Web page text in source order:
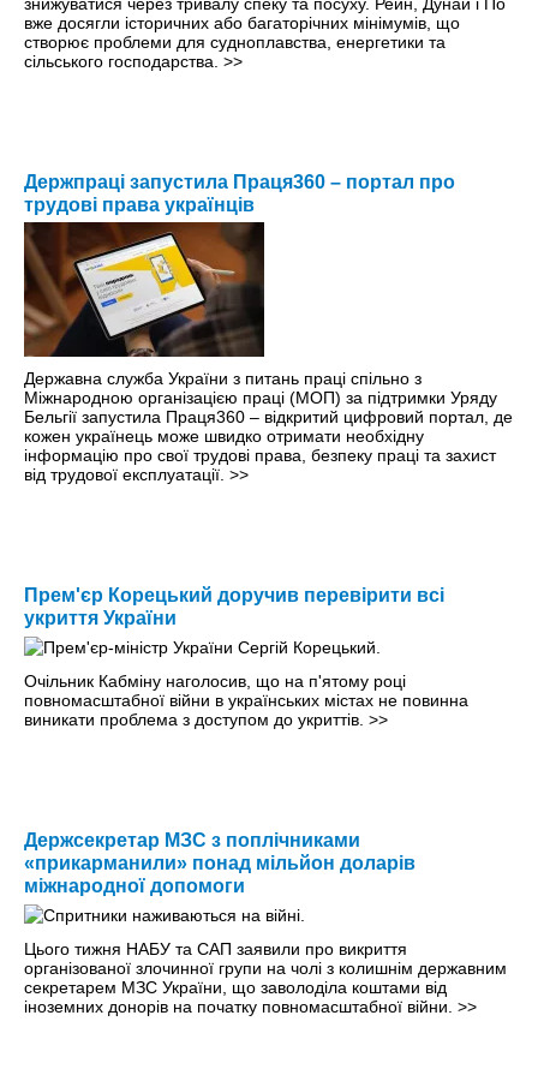
знижуватися через тривалу спеку та посуху. Рейн, Дунай і По
вже досягли історичних або багаторічних мінімумів, що
створює проблеми для судноплавства, енергетики та
сільського господарства. >>
Держпраці запустила Праця360 – портал про
трудові права українців
Державна служба України з питань праці спільно з
Міжнародною організацією праці (МОП) за підтримки Уряду
Бельгії запустила Праця360 – відкритий цифровий портал, де
кожен українець може швидко отримати необхідну
інформацію про свої трудові права, безпеку праці та захист
від трудової експлуатації. >>
Прем'єр Корецький доручив перевірити всі
укриття України
Очільник Кабміну наголосив, що на п'ятому році
повномасштабної війни в українських містах не повинна
виникати проблема з доступом до укриттів. >>
Держсекретар МЗС з поплічниками
«прикарманили» понад мільйон доларів
міжнародної допомоги
Цього тижня НАБУ та САП заявили про викриття
організованої злочинної групи на чолі з колишнім державним
секретарем МЗС України, що заволоділа коштами від
іноземних донорів на початку повномасштабної війни. >>